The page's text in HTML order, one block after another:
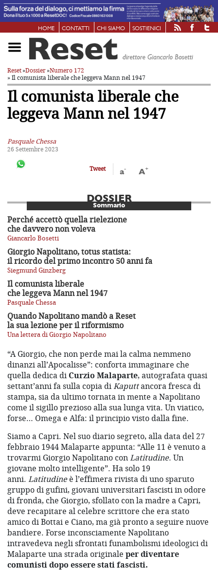
HOME CONTATTI CHI SIAMO SOSTIENICI
Reset»Dossier»Numero 172
» Il comunista liberaleche leggeva Mann nel 1947
Il comunista liberale che
leggeva Mann nel 1947
Pasquale Chessa
26 Settembre 2023
Tweet a- A+
DOSSIER
Sommario
Perché accettò quella rielezione
che davvero non voleva
Giancarlo Bosetti
Giorgio Napolitano, totus statista:
il ricordo del primo incontro 50 anni fa
Siegmund Ginzberg
Il comunista liberale
che leggeva Mann nel 1947
Pasquale Chessa
Quando Napolitano mandò a Reset
la sua lezione per il riformismo
Una lettera di Giorgio Napolitano
“A Giorgio, che non perde mai la calma nemmeno
dinanzi all’Apocalisse”: conforta immaginare che
quella dedica di Curzio Malaparte, autografata quasi
settant’anni fa sulla copia diKaputtancora fresca di
stampa, sia da ultimo tornata in mente a Napolitano
come il sigillo prezioso alla sua lunga vita. Un viatico,
forse… Omega e Alfa: il principio visto dalla fine.
Siamo a Capri. Nel suo diario segreto, alla data del 27
febbraio 1944 Malaparte appunta: “Alle 11 è venuto a
trovarmi Giorgio Napolitano conLatitudine. Un
giovane molto intelligente”. Ha solo 19
anni. Latitudineè l’effimera rivista di uno sparuto
gruppo di gufini, giovani universitari fascisti in odore
di fronda, che Giorgio, sfollato con la madre a Capri,
deve recapitare al celebre scrittore che era stato
amico di Bottai e Ciano, ma già pronto a seguire nuove
bandiere. Forse inconsciamente Napolitano
intravedeva negli sfrontati funambolismi ideologici di
Malaparte una strada originale per diventare
comunisti dopo essere stati fascisti.